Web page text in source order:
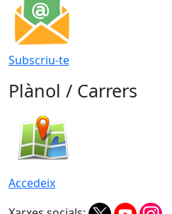
Subscriu-te
Plànol / Carrers
Accedeix